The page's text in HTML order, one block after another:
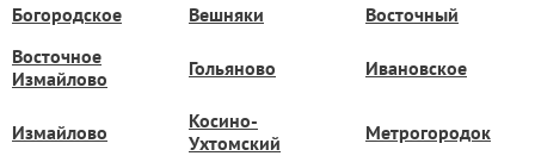
Богородское Вешняки
Восточный
Восточное
Измайлово
Гольяново Ивановское
Измайлово
Косино-
Ухтомский
Метрогородок